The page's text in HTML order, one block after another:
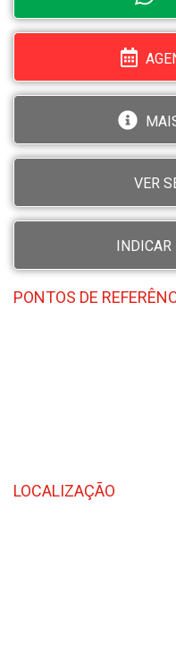
VER
INDICAR
PONTOS DE
LOCALIZAÇÃO